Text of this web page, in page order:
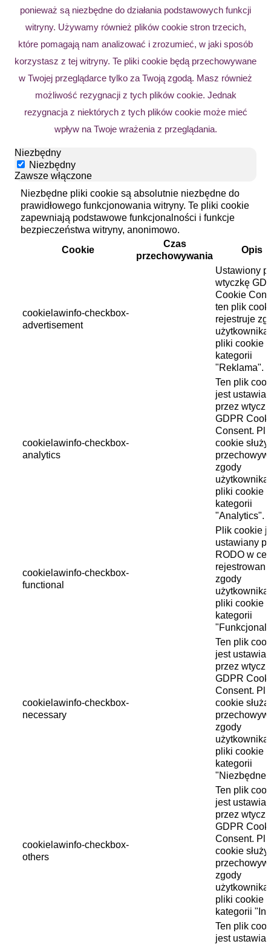
ponieważ są niezbędne do działania podstawowych funkcji
witryny. Używamy również plików cookie stron trzecich,
które pomagają nam analizować i zrozumieć, w jaki sposób
korzystasz z tej witryny. Te pliki cookie będą przechowywane
w Twojej przeglądarce tylko za Twoją zgodą. Masz również
możliwość rezygnacji z tych plików cookie. Jednak
rezygnacja z niektórych z tych plików cookie może mieć
wpływ na Twoje wrażenia z przeglądania.
Niezbędny
Niezbędny
Zawsze włączone
Niezbędne pliki cookie są absolutnie niezbędne do
prawidłowego funkcjonowania witryny. Te pliki cookie
zapewniają podstawowe funkcjonalności i funkcje
bezpieczeństwa witryny, anonimowo.
Cookie
Czas
przechowywania
Opis
cookielawinfo-checkbox-
advertisement
Ustawiony
wtyczkę
Cookie
ten plik
rejestruje
użytkownika
pliki cookie
kategorii
"Reklama".
cookielawinfo-checkbox-
analytics
Ten plik
jest
przez
GDPR
Consent.
cookie służy
zgody
użytkownika
pliki cookie
kategorii
"Analytics".
cookielawinfo-checkbox-
functional
Plik cookie
ustawiany
RODO w
zgody
użytkownika
pliki cookie
kategorii
cookielawinfo-checkbox-
necessary
Ten plik
jest
przez
GDPR
Consent.
cookie
zgody
użytkownika
pliki cookie
kategorii
cookielawinfo-checkbox-
others
Ten plik
jest
przez
GDPR
Consent.
cookie służy
zgody
użytkownika
pliki cookie
kategorii
Ten plik
jest